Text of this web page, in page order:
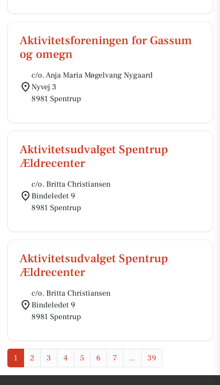
Aktivitetsforeningen for Gassum
og omegn
c/o. Anja Maria Møgelvang Nygaard
Nyvej 3
8981 Spentrup
Aktivitetsudvalget Spentrup
Ældrecenter
c/o. Britta Christiansen
Bindeledet 9
8981 Spentrup
Aktivitetsudvalget Spentrup
Ældrecenter
c/o. Britta Christiansen
Bindeledet 9
8981 Spentrup
1 2 3 4 5 6 7 ... 39